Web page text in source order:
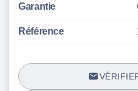
Garantie
Référence